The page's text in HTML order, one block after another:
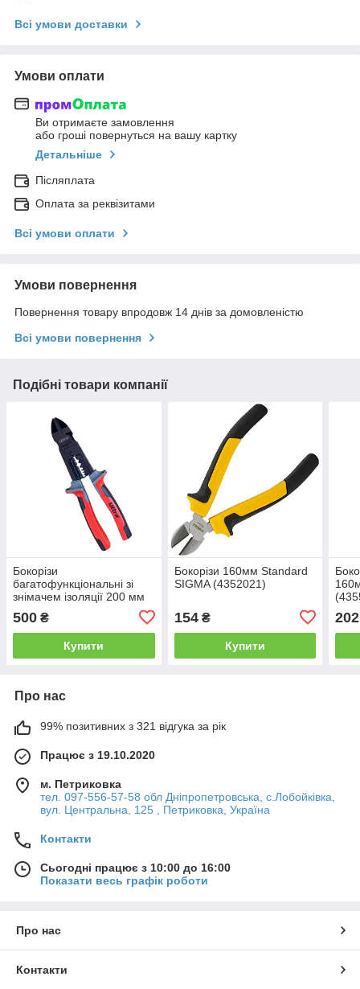
Всі умови доставки
Умови оплати
Ви отримаєте замовлення
або гроші повернуться на вашу картку
Детальніше
Післяплата
Оплата за реквізитами
Всі умови оплати
Умови повернення
Повернення товару впродовж 14 днів за домовленістю
Всі умови повернення
Подібні товари компанії
Бокорізи
багатофункціональні зі
знімачем ізоляції 200 мм
(1.28-4.12 мм) CrV ULTRA
(4353122)
500 ₴
Купити
Бокорізи 160мм Standard
SIGMA (4352021)
154₴
Купити
202
Про нас
99% позитивних з 321 відгука за рік
Працює з 19.10.2020
м. Петриковка
тел. 097-556-57-58 обл Дніпропетровська, с.Лобойківка,
вул. Центральна, 125 , Петриковка, Україна
Контакти
Сьогодні працює з 10:00 до 16:00
Показати весь графік роботи
Про нас
Контакти